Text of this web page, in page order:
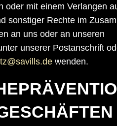
oder mit einem Verlangen
sonstiger Rechte im
an uns oder an unseren
unserer Postanschrift
wenden.